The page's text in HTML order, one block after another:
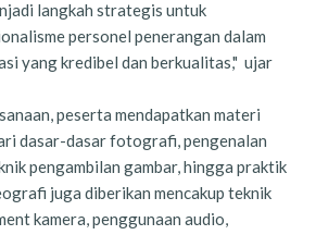
langkah strategis untuk
personel penerangan dalam
yang kredibel dan berkualitas," ujar
peserta mendapatkan materi
dasar-dasar fotografi, pengenalan
pengambilan gambar, hingga praktik
juga diberikan mencakup teknik
kamera, penggunaan audio,